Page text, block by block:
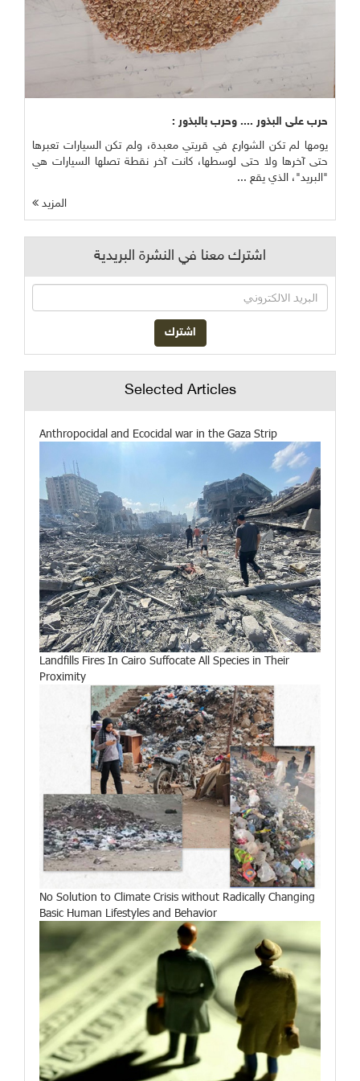
حرب على البذور .... وحرب بالبذور :
يومها لم تكن الشوارع في قريتي معبدة، ولم تكن السيارات تعبرها
حتى آخرها ولا حتى لوسطها، كانت آخر نقطة تصلها السيارات هي
"البريد"، الذي يقع ...
المزيد
اشترك معنا في النشرة البريدية
Selected Articles
Anthropocidal and Ecocidal war in the Gaza Strip
Landfills Fires In Cairo Suffocate All Species in Their
Proximity
No Solution to Climate Crisis without Radically Changing
Basic Human Lifestyles and Behavior